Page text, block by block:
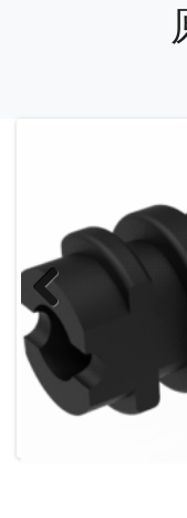
Previous